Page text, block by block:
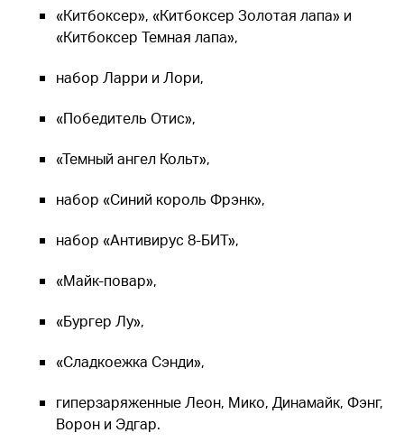
«Китбоксер», «Китбоксер Золотая лапа» и
«Китбоксер Темная лапа»,
набор Ларри и Лори,
«Победитель Отис»,
«Темный ангел Кольт»,
набор «Синий король Фрэнк»,
набор «Антивирус 8-БИТ»,
«Майк-повар»,
«Бургер Лу»,
«Сладкоежка Сэнди»,
гиперзаряженные Леон, Мико, Динамайк, Фэнг,
Ворон и Эдгар.